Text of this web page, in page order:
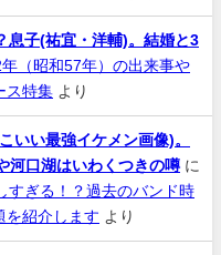
息子(祐宜・洋輔)。結婚と3
（昭和57年）の出来事や
ス特集 より
いい最強イケメン画像)。
河口湖はいわくつきの噂に
すぎる！？過去のバンド時
を紹介します より